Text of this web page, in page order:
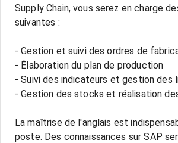
Supply Chain, vous serez en charge
suivantes :
- Gestion et suivi des ordres de
- Élaboration du plan de production
- Suivi des indicateurs et gestion des
- Gestion des stocks et réalisation
La maîtrise de l'anglais est
poste. Des connaissances sur SAP